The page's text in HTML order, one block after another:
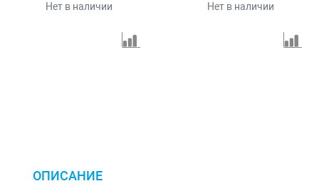
Нет в наличии Нет в наличии
ОПИСАНИЕ